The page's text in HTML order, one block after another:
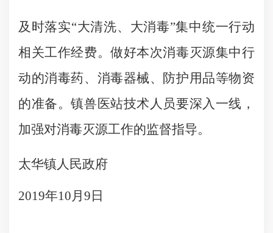
及时落实“大清洗、大消毒”集中统一行动
相关工作经费。做好本次消毒灭源集中行
动的消毒药、消毒器械、防护用品等物资
的准备。镇兽医站技术人员要深入一线，
加强对消毒灭源工作的监督指导。
太华镇人民政府
2019年10月9日